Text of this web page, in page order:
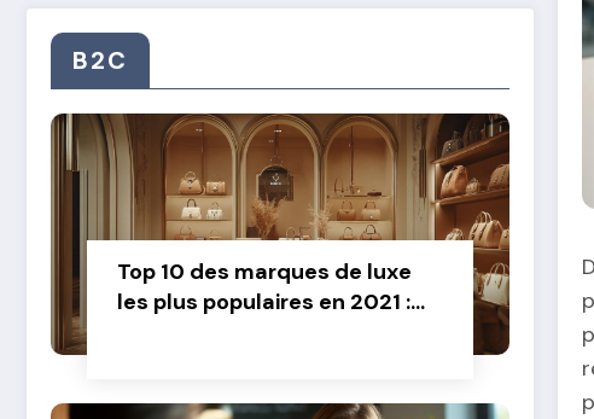
aux partenariats
avec des
producteurs locaux
B2C
Top 10 des marques de luxe
les plus populaires en 2021 :